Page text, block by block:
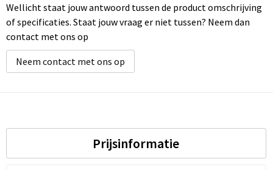
Wellicht staat jouw antwoord tussen de product omschrijving
of specificaties. Staat jouw vraag er niet tussen? Neem dan
contact met ons op
Neem contact met ons op
Prijsinformatie